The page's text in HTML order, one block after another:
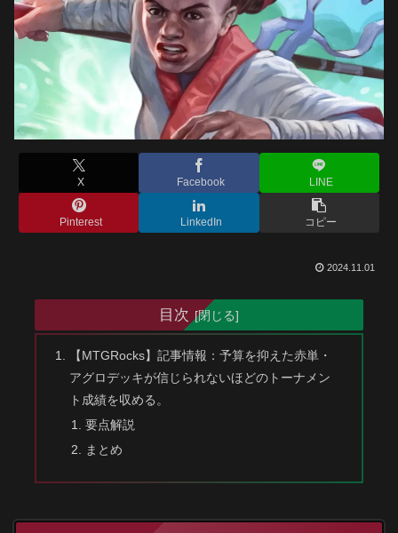
X Facebook LINE
Pinterest LinkedIn コピー
2024.11.01
目次
【MTGRocks】記事情報：予算を抑えた赤単・
アグロデッキが信じられないほどのトーナメン
ト成績を収める。
要点解説
まとめ